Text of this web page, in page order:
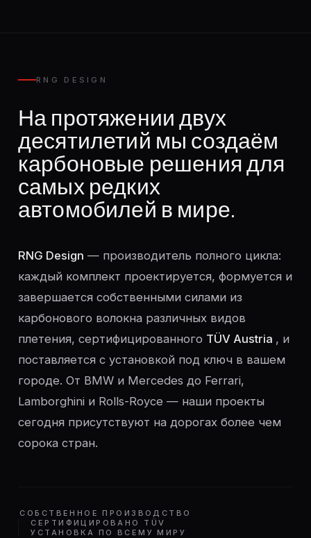
RNG DESIGN
На протяжении двух
десятилетий мы создаём
карбоновые решения для
самых редких
автомобилей в мире.
RNG Design — производитель полного цикла:
каждый комплект проектируется, формуется и
завершается собственными силами из
карбонового волокна различных видов
плетения, сертифицированного TÜV Austria , и
поставляется с установкой под ключ в вашем
городе. От BMW и Mercedes до Ferrari,
Lamborghini и Rolls-Royce — наши проекты
сегодня присутствуют на дорогах более чем
сорока стран.
СОБСТВЕННОЕ ПРОИЗВОДСТВО
СЕРТИФИЦИРОВАНО TÜV
УСТАНОВКА ПО ВСЕМУ МИРУ